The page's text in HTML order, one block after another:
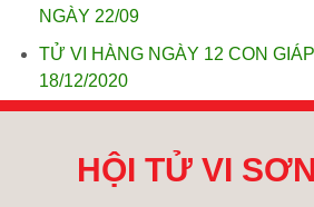
NGÀY 22/09
TỬ VI HÀNG NGÀY 12 CON
18/12/2020
HỘI TỬ VI